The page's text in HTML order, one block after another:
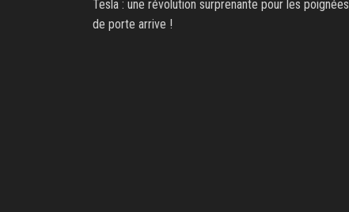
Tesla : une révolution surprenante pour les poignées
de porte arrive !